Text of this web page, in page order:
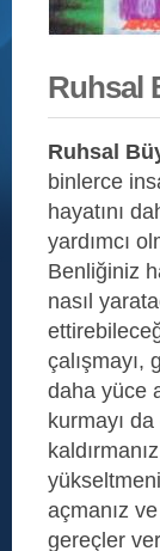
Ruhsal
Ruhsal
binlerce
hayatını
yardımcı
Benliğiniz
nasıl
çalışmayı,
daha yüce
kurmayı
açmanız
gereçler